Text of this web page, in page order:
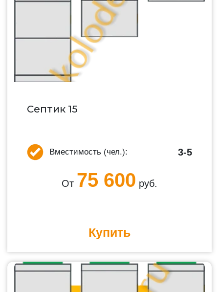
Септик 15
Вместимость (чел.): 3-5
От 75 600 руб.
Купить